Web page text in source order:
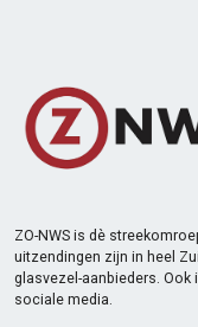
ZO-NWS is dè
uitzendingen zijn in heel
glasvezel-aanbieders. Ook
sociale media.